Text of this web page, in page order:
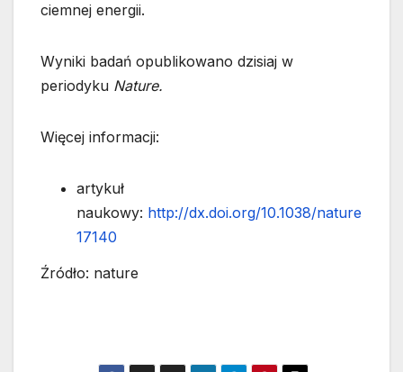
ciemnej energii.
Wyniki badań opublikowano dzisiaj w
periodyku Nature.
Więcej informacji:
artykuł
naukowy: http://dx.doi.org/10.1038/nature
17140
Źródło: nature